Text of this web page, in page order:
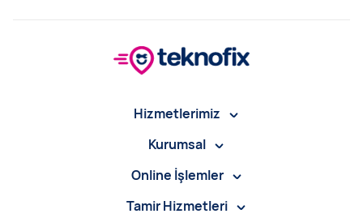
Hizmetlerimiz
Kurumsal
Online İşlemler
Tamir Hizmetleri